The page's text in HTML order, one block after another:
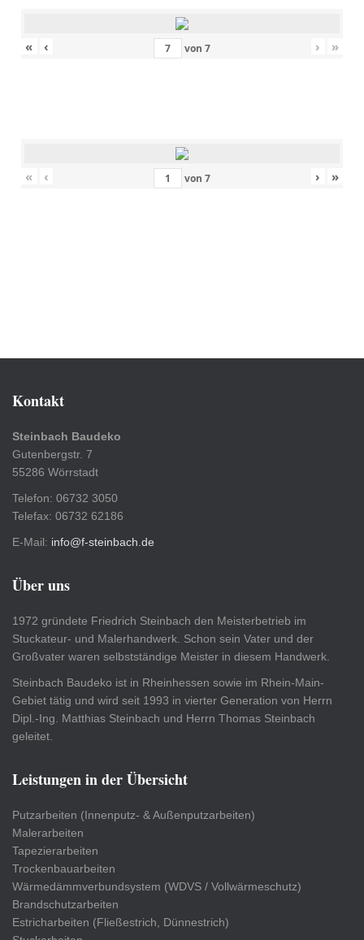
« ‹ von 7 › »
« ‹ von 7 › »
Kontakt
Steinbach Baudeko
Gutenbergstr. 7
55286 Wörrstadt
Telefon: 06732 3050
Telefax: 06732 62186
E-Mail: info@f-steinbach.de
Über uns
1972 gründete Friedrich Steinbach den Meisterbetrieb im
Stuckateur- und Malerhandwerk. Schon sein Vater und der
Großvater waren selbstständige Meister in diesem Handwerk.
Steinbach Baudeko ist in Rheinhessen sowie im Rhein-Main-
Gebiet tätig und wird seit 1993 in vierter Generation von Herrn
Dipl.-Ing. Matthias Steinbach und Herrn Thomas Steinbach
geleitet.
Leistungen in der Übersicht
Putzarbeiten (Innenputz- & Außenputzarbeiten)
Malerarbeiten
Tapezierarbeiten
Trockenbauarbeiten
Wärmedämmverbundsystem (WDVS / Vollwärmeschutz)
Brandschutzarbeiten
Estricharbeiten (Fließestrich, Dünnestrich)